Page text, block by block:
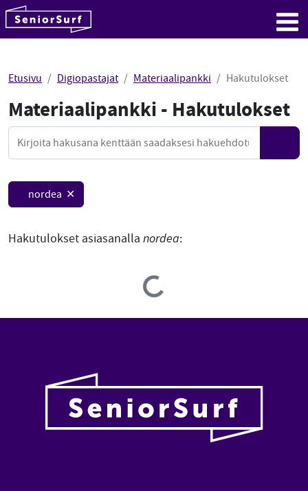
Hyppää sisältöön
Etusivu Digiopastajat Materiaalipankki Hakutulokset
Materiaalipankki - Hakutulokset
Haku
Hae
nordea ✕
Hakutulokset asiasanalla nordea:
Loading...